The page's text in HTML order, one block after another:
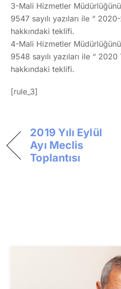
3-Mali Hizmetler
9547 sayılı yazıları ile “
hakkındaki teklifi.
4-Mali Hizmetler
9548 sayılı yazıları ile “ 2020
hakkındaki teklifi.
[rule_3]
2019 Yılı Eylül
Ayı Meclis
Toplantısı